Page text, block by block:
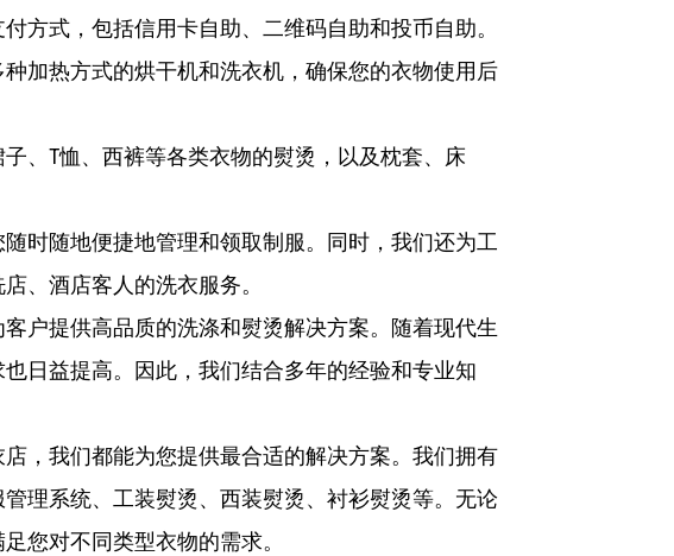
方式，包括信用卡自助、二维码自助和投币自助。
加热方式的烘干机和洗衣机，确保您的衣物使用后
、T恤、西裤等各类衣物的熨烫，以及枕套、床
时随地便捷地管理和领取制服。同时，我们还为工
、酒店客人的洗衣服务。
户提供高品质的洗涤和熨烫解决方案。随着现代生
日益提高。因此，我们结合多年的经验和专业知
，我们都能为您提供最合适的解决方案。我们拥有
理系统、工装熨烫、西装熨烫、衬衫熨烫等。无论
您对不同类型衣物的需求。